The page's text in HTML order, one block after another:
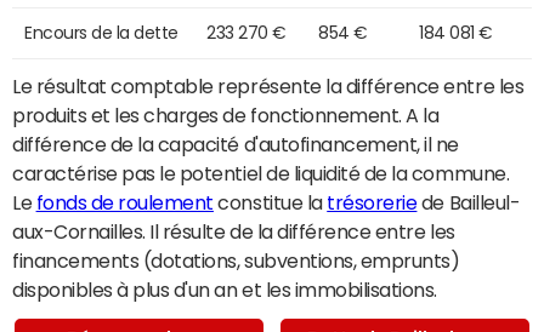
Encours de la dette 233 270 € 854 € 184 081 €
Le résultat comptable représente la différence entre les
produits et les charges de fonctionnement. A la
différence de la capacité d'autofinancement, il ne
caractérise pas le potentiel de liquidité de la commune.
Le fonds de roulement constitue la trésoreriede Bailleul-
aux-Cornailles. Il résulte de la différence entre les
financements (dotations, subventions, emprunts)
disponibles à plus d'un an et les immobilisations.